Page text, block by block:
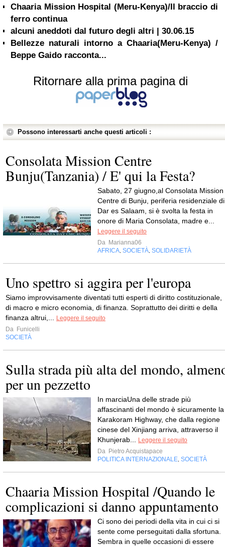
Chaaria Mission Hospital (Meru-Kenya)/Il braccio di
ferro continua
alcuni aneddoti dal futuro degli altri | 30.06.15
Bellezze naturali intorno a Chaaria(Meru-Kenya) /
Beppe Gaido racconta...
Ritornare alla prima pagina di
Possono interessarti anche questi articoli :
Consolata Mission Centre
Bunju(Tanzania) / E' qui la Festa?
Sabato, 27 giugno,al Consolata Mission
Centre di Bunju, periferia residenziale di
Dar es Salaam, si è svolta la festa in
onore di Maria Consolata, madre e...
Leggere il seguito
Da Marianna06
AFRICA SOCIETÀ SOLIDARIETÀ
Uno spettro si aggira per l'europa
Siamo improvvisamente diventati tutti esperti di diritto costituzionale,
di macro e micro economia, di finanza. Soprattutto dei diritti e della
finanza altrui,...
Leggere il seguito
Da Funicelli
SOCIETÀ
Sulla strada più alta del mondo,
per un pezzetto
In marciaUna delle strade più
affascinanti del mondo è sicuramente la
Karakoram Highway, che dalla regione
cinese del Xinjiang arriva, attraverso il
Khunjerab...
Leggere il seguito
Da Pietro Acquistapace
POLITICA INTERNAZIONALE SOCIETÀ
Chaaria Mission Hospital /Quando le
complicazioni si danno appuntamento
Ci sono dei periodi della vita in cui ci si
sente come perseguitati dalla sfortuna.
Sembra in quelle occasioni di essere